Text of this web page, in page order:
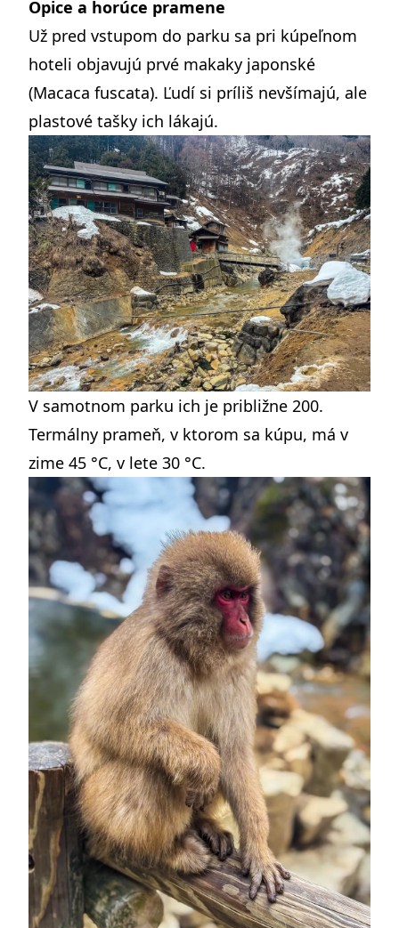
Opice a horúce pramene
Už pred vstupom do parku sa pri kúpeľnom
hoteli objavujú prvé makaky japonské
(Macaca fuscata). Ľudí si príliš nevšímajú, ale
plastové tašky ich lákajú.
V samotnom parku ich je približne 200.
Termálny prameň, v ktorom sa kúpu, má v
zime 45 °C, v lete 30 °C.